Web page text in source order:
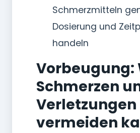
Schmerzmitteln
Dosierung und
handeln
Vorbeugung:
Schmerzen
Verletzungen
vermeiden